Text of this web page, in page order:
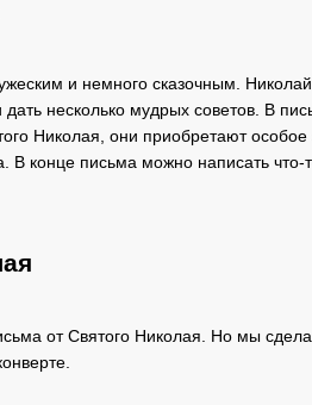
и немного сказочным.
несколько мудрых советов. В
Николая, они приобретают
В конце письма можно написать
от Святого Николая. Но мы